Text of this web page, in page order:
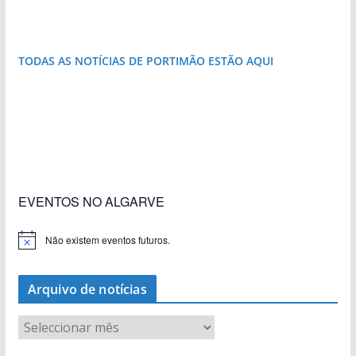
TODAS AS NOTÍCIAS DE PORTIMÃO ESTÃO AQUI
EVENTOS NO ALGARVE
Não existem eventos futuros.
Arquivo de notícias
r